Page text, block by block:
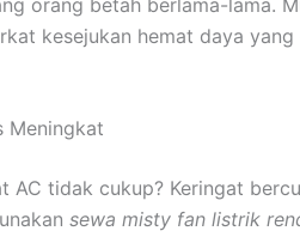
kesejukan hemat daya yang
Meningkat
AC tidak cukup? Keringat
sewa misty fan listrik